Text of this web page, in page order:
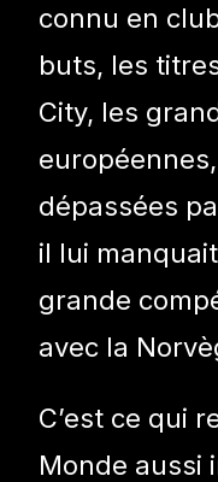
connu en
buts, les
City, les
dépassées
il lui
grande
avec la
C’est ce qui
Monde aussi